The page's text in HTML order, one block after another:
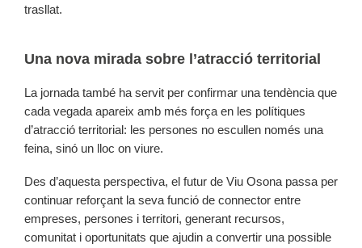
trasllat.
Una nova mirada sobre l’atracció territorial
La jornada també ha servit per confirmar una tendència que
cada vegada apareix amb més força en les polítiques
d’atracció territorial: les persones no escullen només una
feina, sinó un lloc on viure.
Des d’aquesta perspectiva, el futur de Viu Osona passa per
continuar reforçant la seva funció de connector entre
empreses, persones i territori, generant recursos,
comunitat i oportunitats que ajudin a convertir una possible